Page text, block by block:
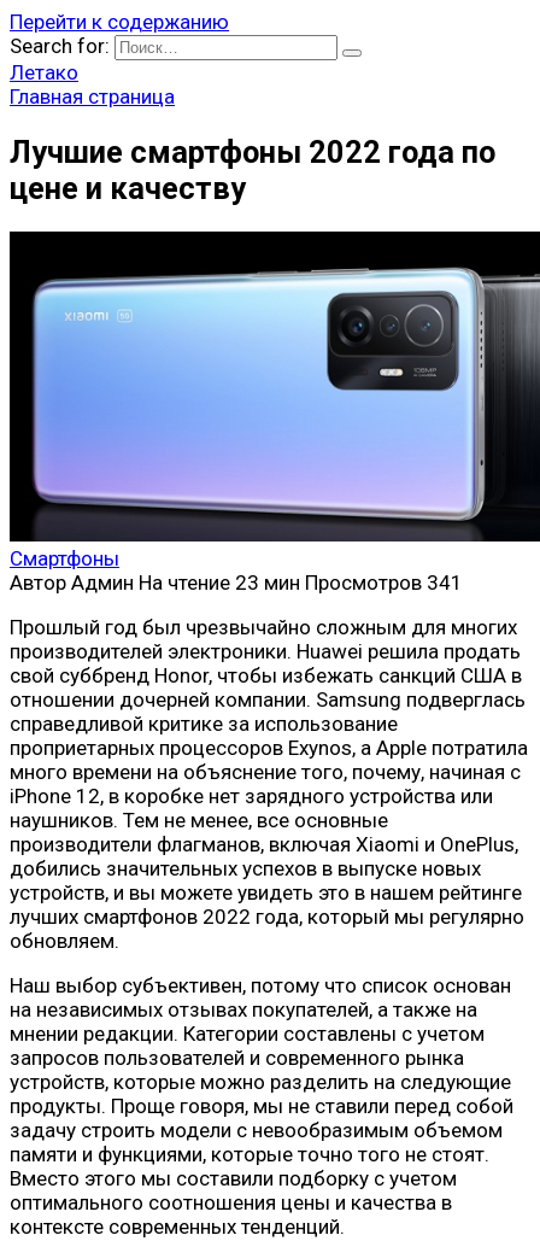
Перейти к содержанию
Search for:
Летако
Главная страница
Лучшие смартфоны 2022 года по
цене и качеству
Смартфоны
Автор Админ На чтение 23 мин Просмотров 341
Прошлый год был чрезвычайно сложным для многих
производителей электроники. Huawei решила продать
свой суббренд Honor, чтобы избежать санкций США в
отношении дочерней компании. Samsung подверглась
справедливой критике за использование
проприетарных процессоров Exynos, а Apple потратила
много времени на объяснение того, почему, начиная с
iPhone 12, в коробке нет зарядного устройства или
наушников. Тем не менее, все основные
производители флагманов, включая Xiaomi и OnePlus,
добились значительных успехов в выпуске новых
устройств, и вы можете увидеть это в нашем рейтинге
лучших смартфонов 2022 года, который мы регулярно
обновляем.
Наш выбор субъективен, потому что список основан
на независимых отзывах покупателей, а также на
мнении редакции. Категории составлены с учетом
запросов пользователей и современного рынка
устройств, которые можно разделить на следующие
продукты. Проще говоря, мы не ставили перед собой
задачу строить модели с невообразимым объемом
памяти и функциями, которые точно того не стоят.
Вместо этого мы составили подборку с учетом
оптимального соотношения цены и качества в
контексте современных тенденций.